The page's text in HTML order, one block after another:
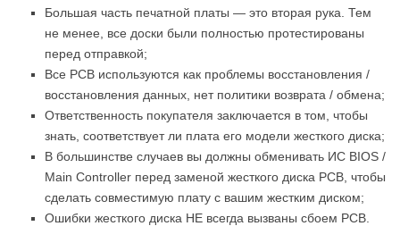
Большая часть печатной платы — это вторая рука. Тем
не менее, все доски были полностью протестированы
перед отправкой;
Все PCB используются как проблемы восстановления /
восстановления данных, нет политики возврата / обмена;
Ответственность покупателя заключается в том, чтобы
знать, соответствует ли плата его модели жесткого диска;
В большинстве случаев вы должны обменивать ИС BIOS /
Main Controller перед заменой жесткого диска PCB, чтобы
сделать совместимую плату с вашим жестким диском;
Ошибки жесткого диска НЕ всегда вызваны сбоем PCB.